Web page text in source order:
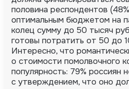
половина респондентов
оптимальным бюджетом на
колец сумму до 50 тысяч
готовы потратить от 50 до
Интересно, что
о стоимости помолвочного
популярность: 79% россиян
с утверждением, что оно